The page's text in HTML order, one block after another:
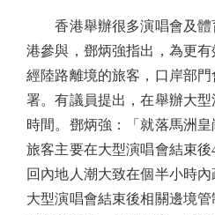
香港舉辦很多演唱會及體
港參與，鄧炳強指出，為更
經陸路離境的旅客，口岸部
署。有議員提出，在舉辦大
時間。鄧炳強：「就落馬洲
旅客主要在大型演唱會結束後
回內地人潮大致在個半小時
大型演唱會結束後相關邊境